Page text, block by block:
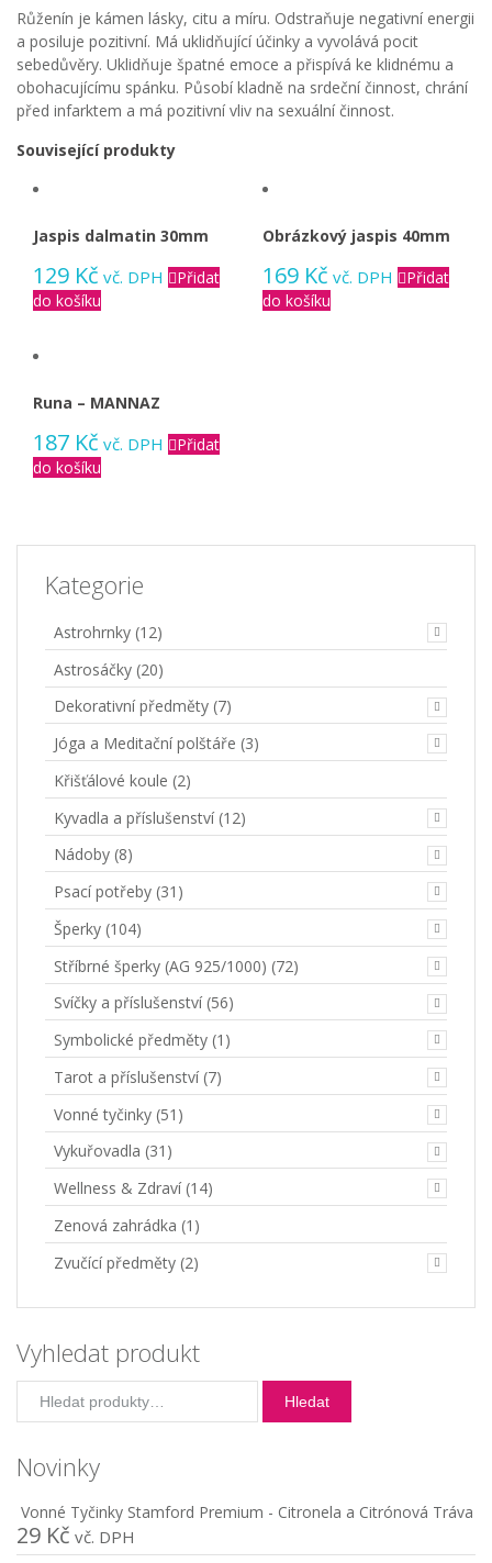
Růženín je kámen lásky, citu a míru. Odstraňuje negativní energii
a posiluje pozitivní. Má uklidňující účinky a vyvolává pocit
sebedůvěry. Uklidňuje špatné emoce a přispívá ke klidnému a
obohacujícímu spánku. Působí kladně na srdeční činnost, chrání
před infarktem a má pozitivní vliv na sexuální činnost.
Související produkty
Jaspis dalmatin 30mm
129 Kč vč. DPH
Přidat
do košíku
Obrázkový jaspis 40mm
169 Kč vč. DPH
Přidat
do košíku
Runa – MANNAZ
187 Kč vč. DPH
Přidat
do košíku
Kategorie
Astrohrnky (12)
Astrosáčky (20)
Dekorativní předměty (7)
Jóga a Meditační polštáře (3)
Křišťálové koule (2)
Kyvadla a příslušenství (12)
Nádoby (8)
Psací potřeby (31)
Šperky (104)
Stříbrné šperky (AG 925/1000) (72)
Svíčky a příslušenství (56)
Symbolické předměty (1)
Tarot a příslušenství (7)
Vonné tyčinky (51)
Vykuřovadla (31)
Wellness & Zdraví (14)
Zenová zahrádka (1)
Zvučící předměty (2)
Vyhledat produkt
Hledat
Novinky
Vonné Tyčinky Stamford Premium - Citronela a Citrónová Tráva
29 Kč vč. DPH